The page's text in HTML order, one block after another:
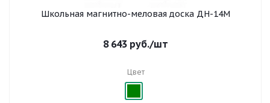
Школьная магнитно-меловая доска ДН-14М
8 643 руб./шт
Цвет